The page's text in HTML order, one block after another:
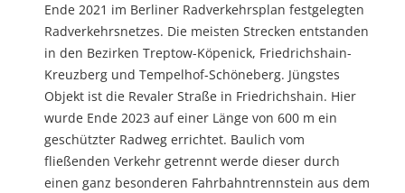
Ende 2021 im Berliner Radverkehrsplan festgelegten
Radverkehrsnetzes. Die meisten Strecken entstanden
in den Bezirken Treptow-Köpenick, Friedrichshain-
Kreuzberg und Tempelhof-Schöneberg. Jüngstes
Objekt ist die Revaler Straße in Friedrichshain. Hier
wurde Ende 2023 auf einer Länge von 600 m ein
geschützter Radweg errichtet. Baulich vom
fließenden Verkehr getrennt werde dieser durch
einen ganz besonderen Fahrbahntrennstein aus dem